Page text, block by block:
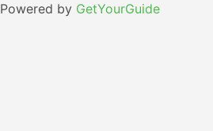
Powered by GetYourGuide